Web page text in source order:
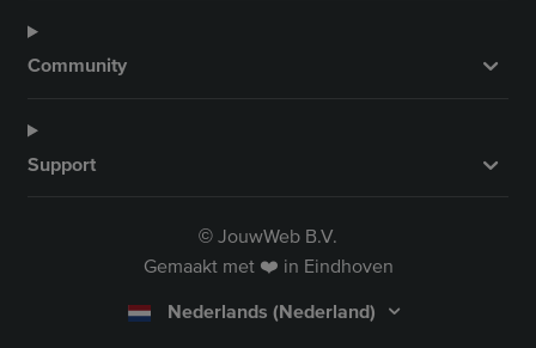
Community
Support
© JouwWeb B.V.
Gemaakt met ❤️ in Eindhoven
Nederlands (Nederland)